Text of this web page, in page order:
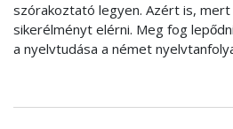
szórakoztató legyen. Azért is, mert
sikerélményt elérni. Meg fog
a nyelvtudása a német